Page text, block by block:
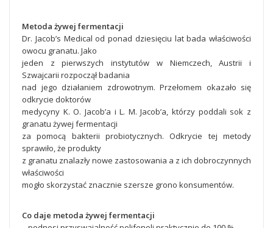
Metoda żywej fermentacji
Dr. Jacob’s Medical od ponad dziesięciu lat bada właściwości
owocu granatu. Jako
jeden z pierwszych instytutów w Niemczech, Austrii i
Szwajcarii rozpoczął badania
nad jego działaniem zdrowotnym. Przełomem okazało się
odkrycie doktorów
medycyny K. O. Jacob’a i L. M. Jacob’a, którzy poddali sok z
granatu żywej fermentacji
za pomocą bakterii probiotycznych. Odkrycie tej metody
sprawiło, że produkty
z granatu znalazły nowe zastosowania a z ich dobroczynnych
właściwości
mogło skorzystać znacznie szersze grono konsumentów.
Co daje metoda żywej fermentacji